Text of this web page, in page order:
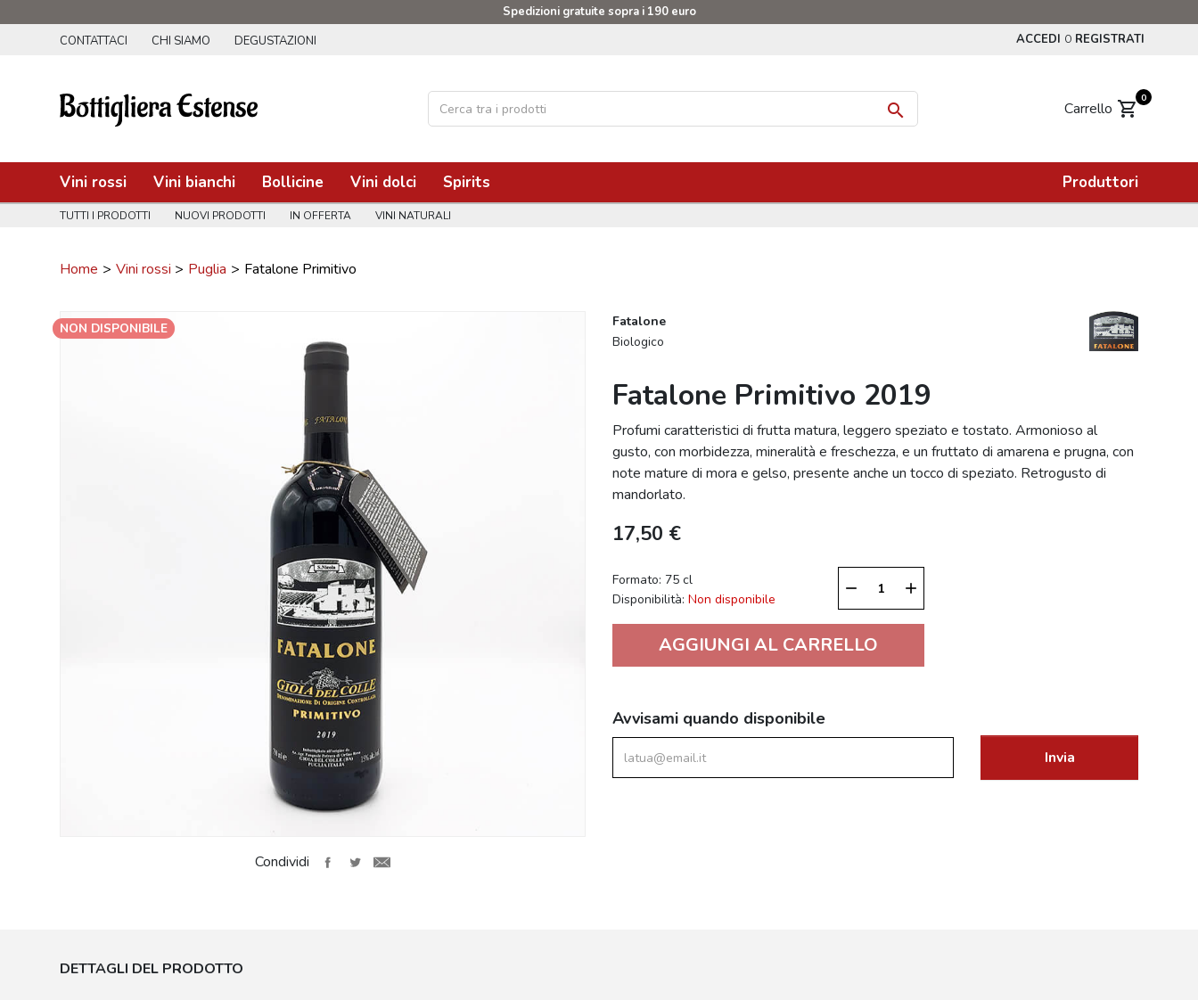
Spedizioni gratuite sopra i 190 euro
CONTATTACI
CHI SIAMO DEGUSTAZIONI ACCEDI O REGISTRATI
 Carrello shopping_cart 0
Vini rossi Vini bianchi Bollicine Vini dolci Spirits Produttori
TUTTI I PRODOTTI NUOVI PRODOTTI IN OFFERTA VINI NATURALI
Home Vini rossi Puglia Fatalone Primitivo
NON DISPONIBILE
Condividi
Fatalone
Biologico
Fatalone Primitivo 2019
Profumi caratteristici di frutta matura, leggero speziato e tostato. Armonioso al
gusto, con morbidezza, mineralità e freschezza, e un fruttato di amarena e prugna, con
note mature di mora e gelso, presente anche un tocco di speziato. Retrogusto di
mandorlato.
17,50 €
Formato: 75 cl
Disponibilità: Non disponibile
remove add
AGGIUNGI AL CARRELLO
Avvisami quando disponibile
Invia
DETTAGLI DEL PRODOTTO